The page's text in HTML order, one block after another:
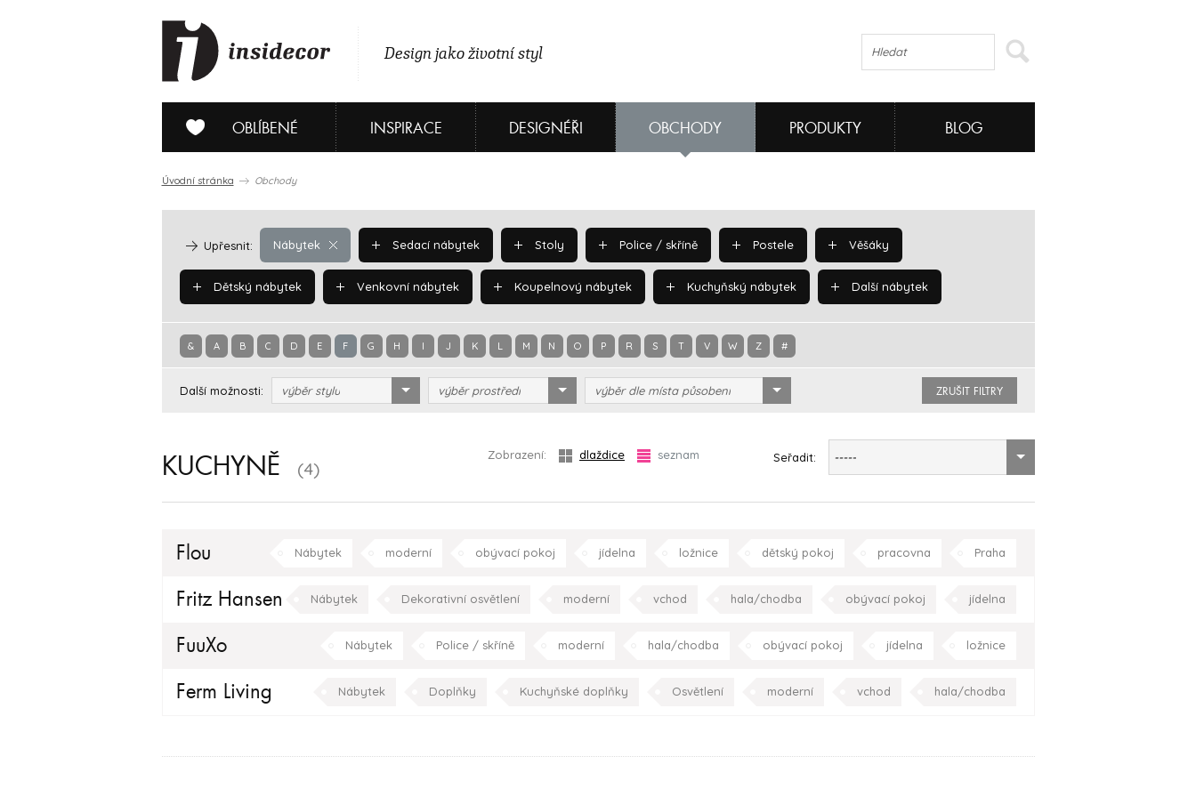
Design jako životní styl
OBLÍBENÉ INSPIRACE DESIGNÉŘI OBCHODY PRODUKTY BLOG
Úvodní stránka Obchody
Nábytek
Upřesnit: Sedací nábytek Stoly Police / skříně Postele Věšáky
Dětský nábytek Venkovní nábytek Koupelnový nábytek Kuchyňský nábytek Další nábytek
& A B C D E F G H I J K L M N O P R S T V W Z #
Další možnosti: výběr stylu výběr prostředí výběr dle místa působení ZRUŠIT FILTRY
KUCHYNĚ (4)
Zobrazení: dlaždice seznam Seřadit: -----
Flou Nábytek moderní obývací pokoj jídelna ložnice dětský pokoj pracovna Praha
Fritz Hansen Nábytek Dekorativní osvětlení moderní vchod hala/chodba obývací pokoj jídelna
FuuXo Nábytek Police / skříně moderní hala/chodba obývací pokoj jídelna ložnice
Ferm Living Nábytek Doplňky Kuchyňské doplňky Osvětlení moderní vchod hala/chodba